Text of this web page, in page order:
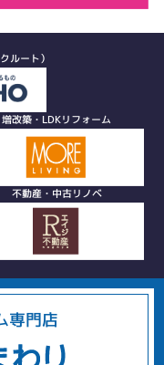
ルート）
増改築・LDKリフォーム
不動産・中古リノベ
専門店